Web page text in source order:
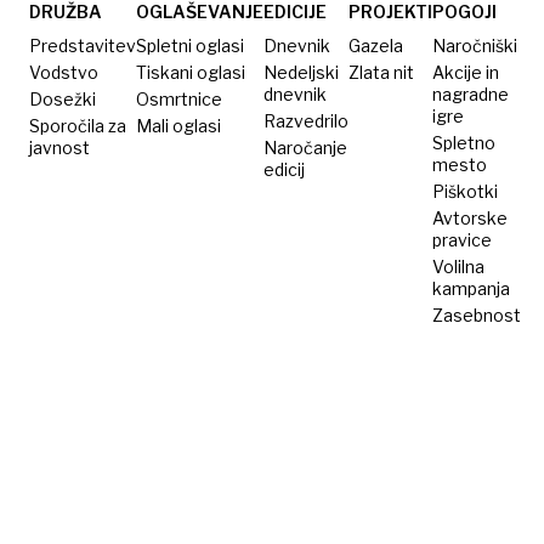
Je čas,
da jo
unovči?
DRUŽBA
Predstavitev
Vodstvo
Dosežki
Sporočila za
javnost
OGLAŠEVANJE
Spletni oglasi
Tiskani oglasi
Osmrtnice
Mali oglasi
EDICIJE
Dnevnik
Nedeljski
dnevnik
Razvedrilo
Naročanje
edicij
PROJEKTI
Gazela
Zlata nit
POGOJI
Naročniški
Akcije in
nagradne
igre
Spletno
mesto
Piškotki
Avtorske
pravice
Volilna
kampanja
Zasebnost